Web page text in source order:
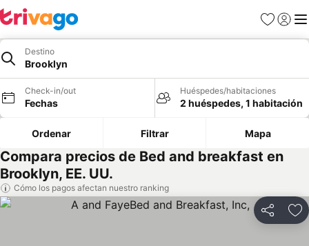
Favoritos
Iniciar
Destino
Brooklyn
Check-in/out
Fechas
Huéspedes/habitaciones
2 huéspedes, 1 habitación
Ordenar Filtrar Mapa
Compara precios de Bed and breakfast en
Brooklyn, EE. UU.
Cómo los pagos afectan nuestro ranking
Compartir